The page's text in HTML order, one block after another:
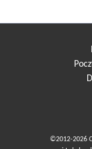
©2012-2026